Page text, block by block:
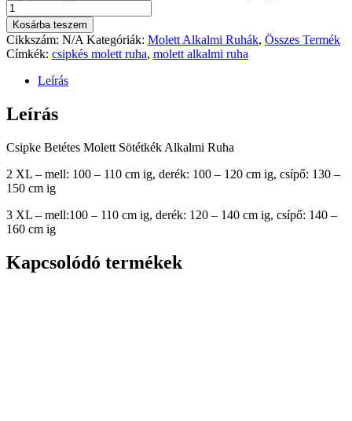
Kosárba teszem
Cikkszám: N/A Kategóriák: Molett Alkalmi Ruhák, Összes Termék
Címkék: csipkés molett ruha, molett alkalmi ruha
Leírás
Leírás
Csipke Betétes Molett Sötétkék Alkalmi Ruha
2 XL – mell: 100 – 110 cm ig, derék: 100 – 120 cm ig, csípő: 130 –
150 cm ig
3 XL – mell:100 – 110 cm ig, derék: 120 – 140 cm ig, csípő: 140 –
160 cm ig
Kapcsolódó termékek